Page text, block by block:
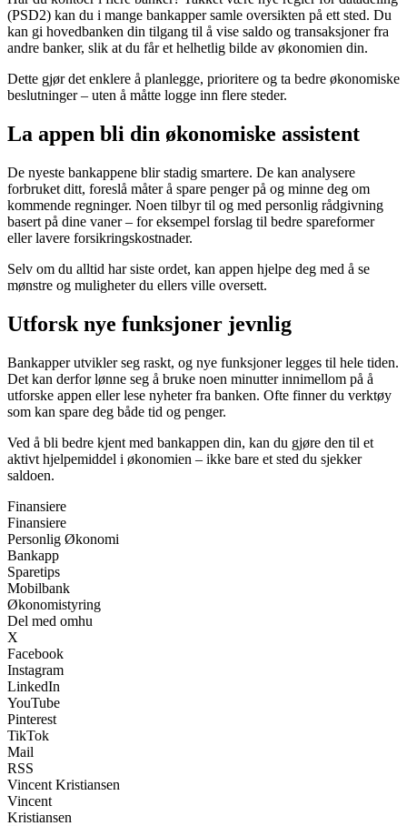
(PSD2) kan du i mange bankapper samle oversikten på ett sted. Du
kan gi hovedbanken din tilgang til å vise saldo og transaksjoner fra
andre banker, slik at du får et helhetlig bilde av økonomien din.
Dette gjør det enklere å planlegge, prioritere og ta bedre økonomiske
beslutninger – uten å måtte logge inn flere steder.
La appen bli din økonomiske assistent
De nyeste bankappene blir stadig smartere. De kan analysere
forbruket ditt, foreslå måter å spare penger på og minne deg om
kommende regninger. Noen tilbyr til og med personlig rådgivning
basert på dine vaner – for eksempel forslag til bedre spareformer
eller lavere forsikringskostnader.
Selv om du alltid har siste ordet, kan appen hjelpe deg med å se
mønstre og muligheter du ellers ville oversett.
Utforsk nye funksjoner jevnlig
Bankapper utvikler seg raskt, og nye funksjoner legges til hele tiden.
Det kan derfor lønne seg å bruke noen minutter innimellom på å
utforske appen eller lese nyheter fra banken. Ofte finner du verktøy
som kan spare deg både tid og penger.
Ved å bli bedre kjent med bankappen din, kan du gjøre den til et
aktivt hjelpemiddel i økonomien – ikke bare et sted du sjekker
saldoen.
Finansiere
Finansiere
Personlig Økonomi
Bankapp
Sparetips
Mobilbank
Økonomistyring
Del med omhu
X
Facebook
Instagram
LinkedIn
YouTube
Pinterest
TikTok
Mail
RSS
Vincent Kristiansen
Vincent
Kristiansen